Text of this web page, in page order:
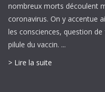
nombreux morts découlent
coronavirus. On y accentue
les consciences, question
pilule du vaccin. ...
> Lire la suite